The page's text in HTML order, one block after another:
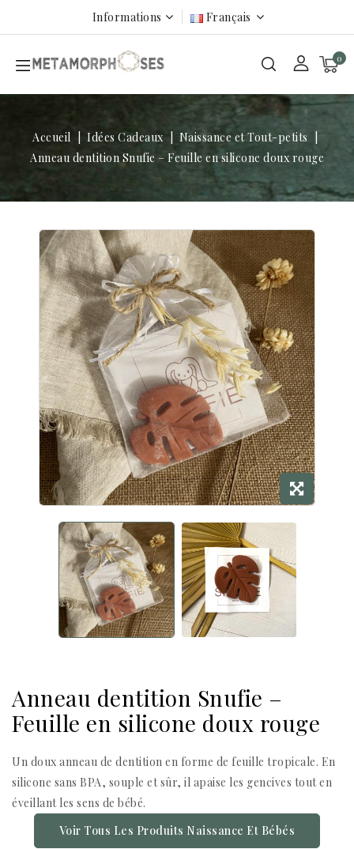
Informations Français
0
Accueil Idées Cadeaux
Naissance et Tout-petits
Anneau dentition Snufie – Feuille en silicone doux rouge
Anneau dentition Snufie –
Feuille en silicone doux rouge
Un doux anneau de dentition en forme de feuille tropicale. En
silicone sans BPA, souple et sûr, il apaise les gencives tout en
éveillant les sens de bébé.
Voir Tous Les Produits Naissance Et Bébés